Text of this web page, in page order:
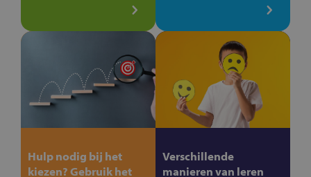
Hulp nodig bij het
kiezen? Gebruik het
Verschillende
manieren van leren